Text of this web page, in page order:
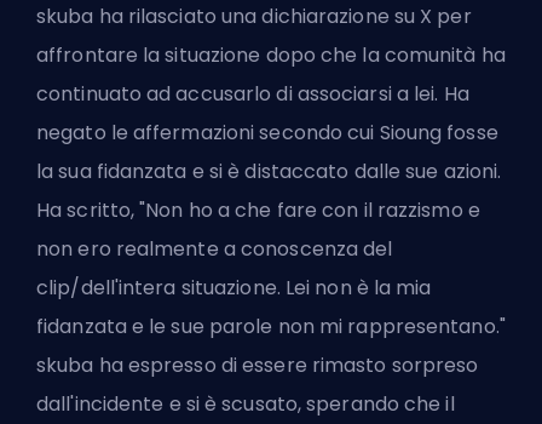
skuba ha rilasciato una dichiarazione su X per
affrontare la situazione dopo che la comunità ha
continuato ad accusarlo di associarsi a lei. Ha
negato le affermazioni secondo cui Sioung fosse
la sua fidanzata e si è distaccato dalle sue azioni.
Ha scritto, "Non ho a che fare con il razzismo e
non ero realmente a conoscenza del
clip/dell'intera situazione. Lei non è la mia
fidanzata e le sue parole non mi rappresentano."
skuba ha espresso di essere rimasto sorpreso
dall'incidente e si è scusato, sperando che il